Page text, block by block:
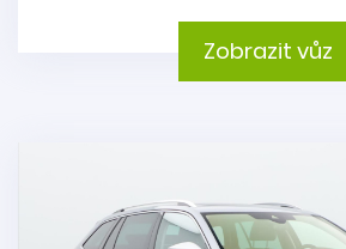
Zobrazit vůz